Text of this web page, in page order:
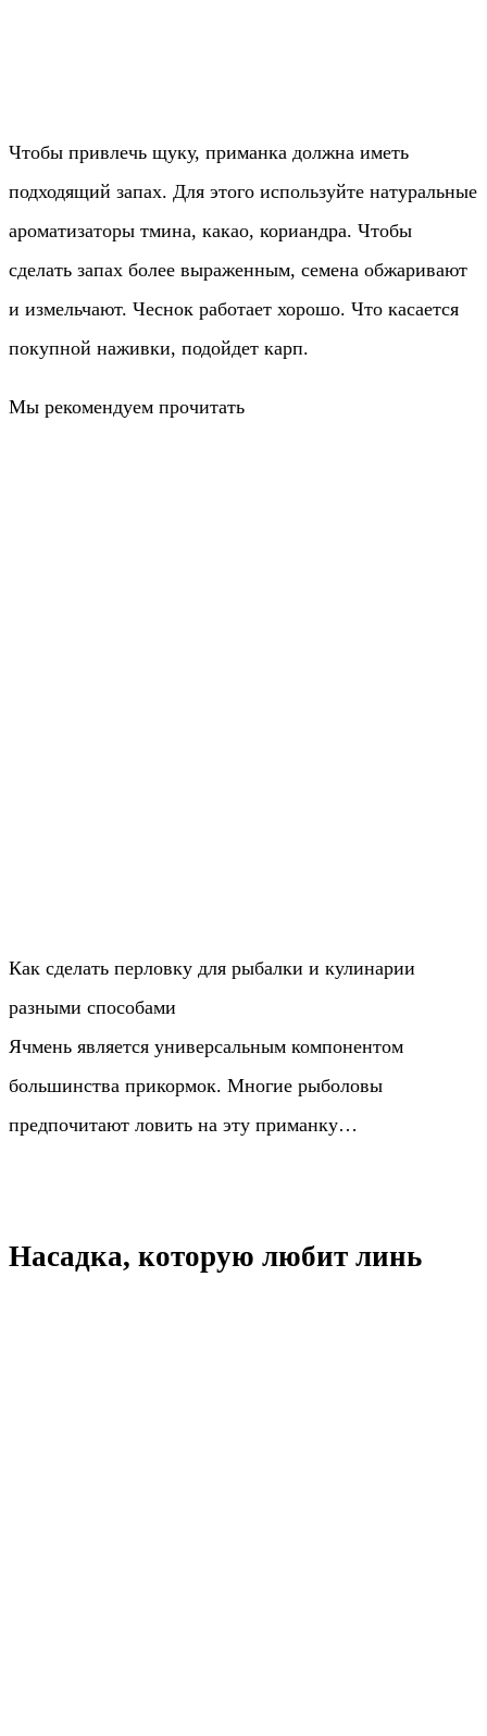
Чтобы привлечь щуку, приманка должна иметь
подходящий запах. Для этого используйте натуральные
ароматизаторы тмина, какао, кориандра. Чтобы
сделать запах более выраженным, семена обжаривают
и измельчают. Чеснок работает хорошо. Что касается
покупной наживки, подойдет карп.
Мы рекомендуем прочитать
Как сделать перловку для рыбалки и кулинарии
разными способами
Ячмень является универсальным компонентом
большинства прикормок. Многие рыболовы
предпочитают ловить на эту приманку…
Насадка, которую любит линь